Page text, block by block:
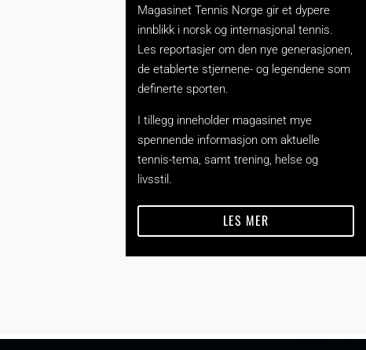
Magasinet Tennis Norge gir et dypere
innblikk i norsk og internasjonal tennis.
Les reportasjer om den nye generasjonen,
de etablerte stjernene- og legendene som
definerte sporten.
I tillegg inneholder magasinet mye
spennende informasjon om aktuelle
tennis-tema, samt trening, helse og
livsstil.
LES MER